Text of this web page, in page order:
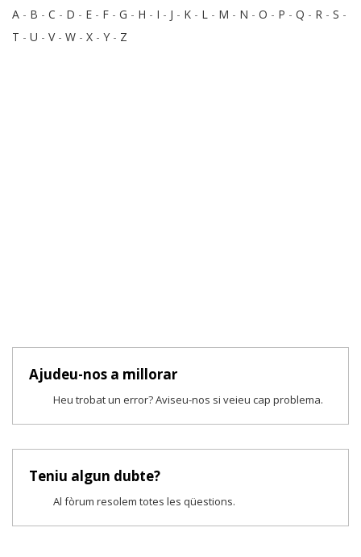
A - B - C - D - E - F - G - H - I - J - K - L - M - N - O - P - Q - R - S -
T - U - V- W - X - Y - Z
Ajudeu-nos a millorar
Heu trobat un error? Aviseu-nos si veieu cap problema.
Teniu algun dubte?
Al fòrum resolem totes les qüestions.